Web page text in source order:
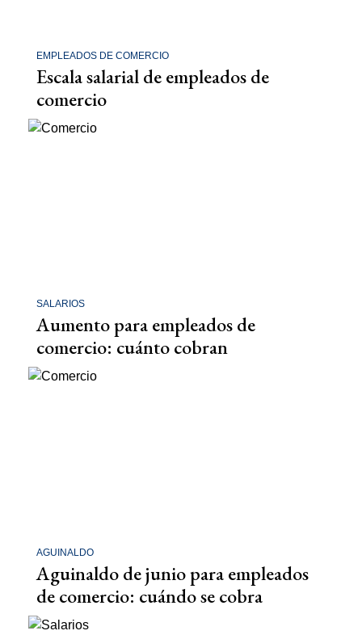
EMPLEADOS DE COMERCIO
Escala salarial de empleados de
comercio
SALARIOS
Aumento para empleados de
comercio: cuánto cobran
AGUINALDO
Aguinaldo de junio para empleados
de comercio: cuándo se cobra